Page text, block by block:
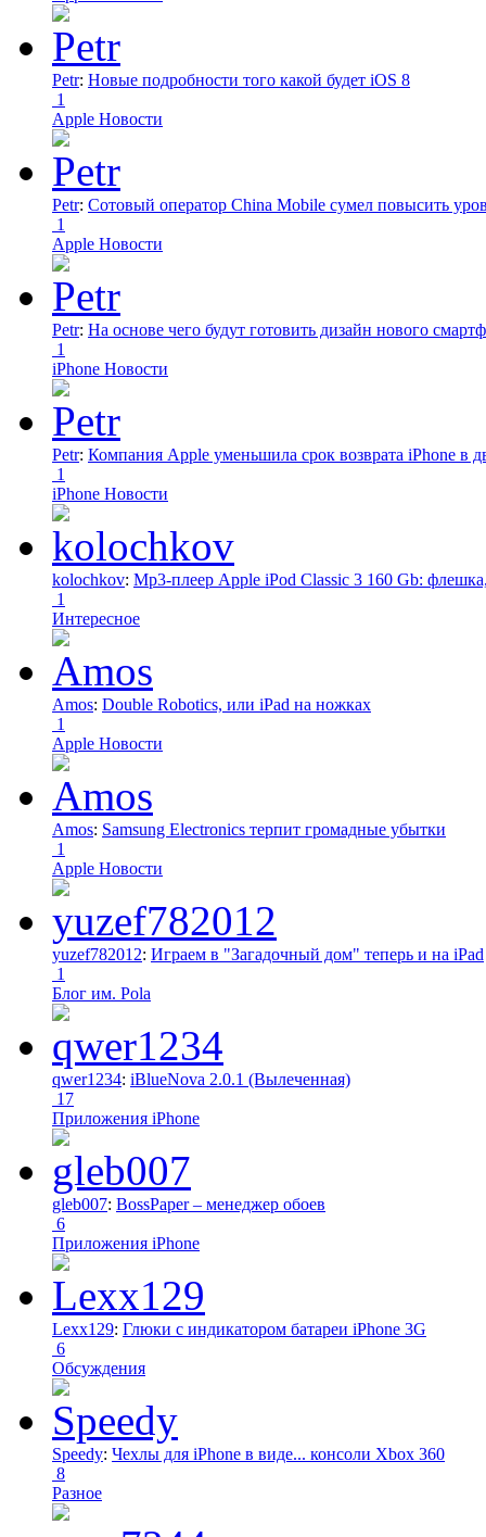
Petr: Новые подробности того какой будет iOS 8
1
Apple Новости
Petr: Сотовый оператор China Mobile сумел повысить
1
Apple Новости
Petr: На основе чего будут готовить дизайн нового
1
iPhone Новости
Petr: Компания Apple уменьшила срок возврата iPhone в
1
iPhone Новости
kolochkov: Mp3-плеер Apple iPod Classic 3 160 Gb:
1
Интересное
Amos: Double Robotics, или iPad на ножках
1
Apple Новости
Amos: Samsung Electronics терпит громадные убытки
1
Apple Новости
yuzef782012: Играем в "Загадочный дом" теперь и на iPad
1
Блог им. Pola
qwer1234: iBlueNova 2.0.1 (Вылеченная)
17
Приложения iPhone
gleb007: BossPaper – менеджер обоев
6
Приложения iPhone
Lexx129: Глюки с индикатором батареи iPhone 3G
6
Обсуждения
Speedy: Чехлы для iPhone в виде... консоли Xbox 360
8
Разное